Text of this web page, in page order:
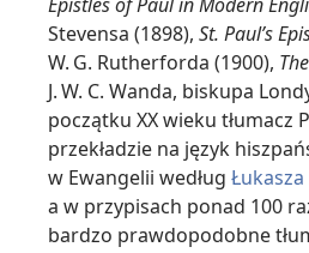
Stevensa (1898), St. Paul’s
W. G. Rutherforda (1900),
J. W. C. Wanda, biskupa
początku XX wieku tłumacz
przekładzie na język
w Ewangelii według Łukasza
a w przypisach ponad 100
bardzo prawdopodobne